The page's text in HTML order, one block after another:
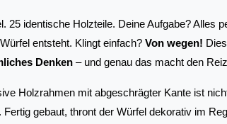
25 identische Holzteile. Deine Aufgabe? Alles
entsteht. Klingt einfach? Von wegen!
Denken – und genau das macht den
Holzrahmen mit abgeschrägter Kante ist
Fertig gebaut, thront der Würfel dekorativ im